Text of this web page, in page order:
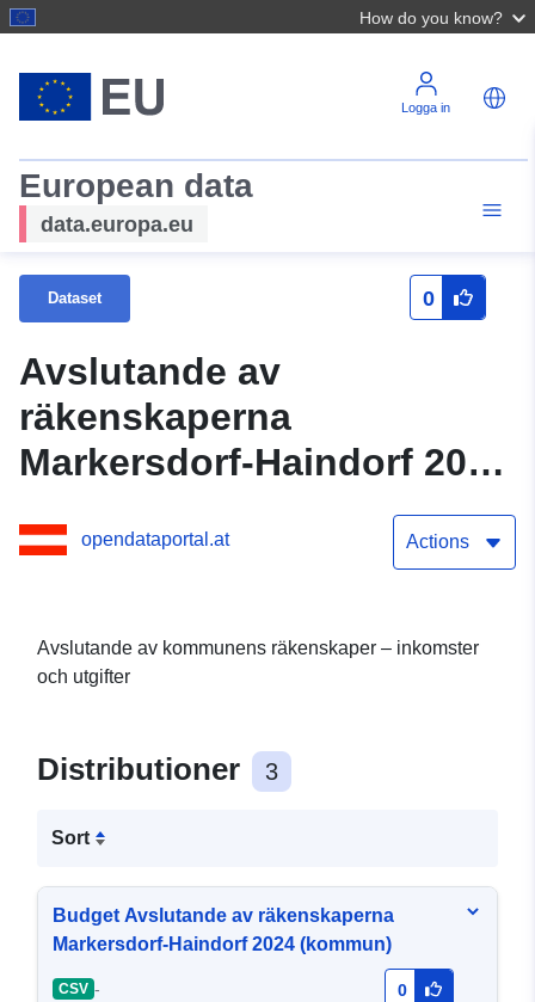
How do you know?
Logga in
European data
data.europa.eu
Dataset 0
Avslutande av
räkenskaperna
Markersdorf-Haindorf 2024
opendataportal.at Actions
Avslutande av kommunens räkenskaper – inkomster
och utgifter
Distributioner 3
Sort
Budget Avslutande av räkenskaperna
Markersdorf-Haindorf 2024 (kommun)
CSV - 0